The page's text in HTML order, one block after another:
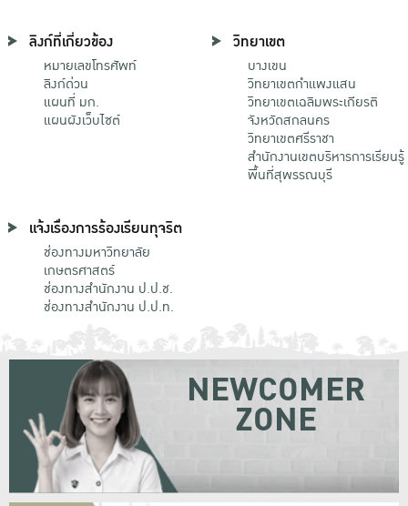
ลิงก์ที่เกี่ยวข้อง
หมายเลขโทรศัพท์
ลิงก์ด่วน
แผนที่ มก.
แผนผังเว็บไซต์
วิทยาเขต
บางเขน
วิทยาเขตกําแพงแสน
วิทยาเขตเฉลิมพระเกียรติ
จังหวัดสกลนคร
วิทยาเขตศรีราชา
สำนักงานเขตบริหารการเรียนรู้
พื้นที่สุพรรณบุรี
แจ้งเรื่องการร้องเรียนทุจริต
ช่องทางมหาวิทยาลัย
เกษตรศาสตร์
ช่องทางสำนักงาน ป.ป.ช.
ช่องทางสำนักงาน ป.ป.ท.
NEWCOMER
ZONE